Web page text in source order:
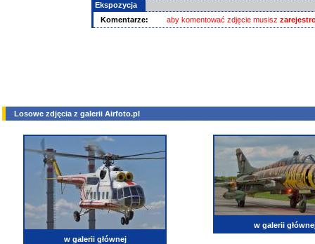
Ekspozycja
Komentarze:
aby komentować zdjęcie musisz
Losowe zdjęcia z galerii Airfoto.pl
w galerii głównej
w galerii